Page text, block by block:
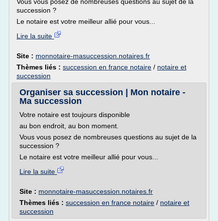
succession ?
Le notaire est votre meilleur allié pour vous...
Lire la suite
Site : monnotaire-masuccession.notaires.fr
Thèmes liés : succession en france notaire / notaire et
succession
Organiser sa succession | Mon notaire -
Ma succession
Votre notaire est toujours disponible
au bon endroit, au bon moment.
Vous vous posez de nombreuses questions au sujet de la
succession ?
Le notaire est votre meilleur allié pour vous...
Lire la suite
Site : monnotaire-masuccession.notaires.fr
Thèmes liés : succession en france notaire / notaire et
succession